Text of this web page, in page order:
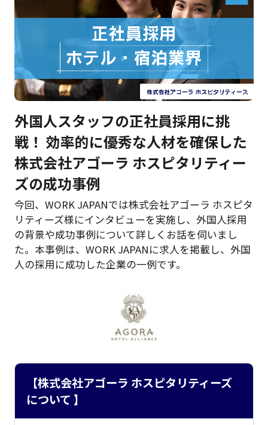
外国人スタッフの正社員採用に挑
戦！ 効率的に優秀な人材を確保した
株式会社アゴーラ ホスピタリティー
ズの成功事例
今回、WORK JAPANでは株式会社アゴーラ ホスピタ
リティーズ様にインタビューを実施し、外国人採用
の背景や成功事例について詳しくお話を伺いまし
た。本事例は、WORK JAPANに求人を掲載し、外国
人の採用に成功した企業の一例です。
【株式会社アゴーラ ホスピタリティーズ
について 】